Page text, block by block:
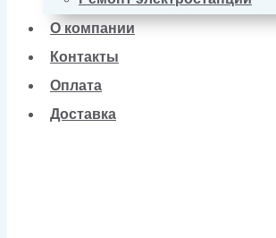
О компании
Контакты
Оплата
Доставка